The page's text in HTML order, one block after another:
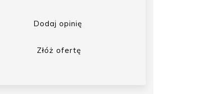
Dodaj opinię
Złóż ofertę